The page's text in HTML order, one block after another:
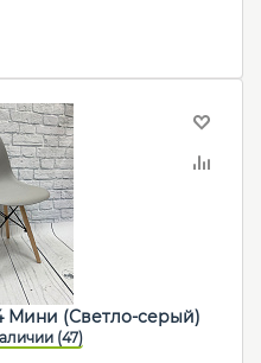
Мини (Светло-серый)